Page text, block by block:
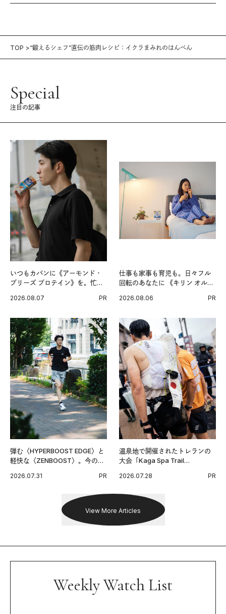
TOP “鍛えるシェフ”直伝の筋肉レシピ：イクラまみれのはんぺん
Special
注目の記事
いつもカバンに《アーモンド・
ブリーズ プロテイン》を。忙し
グ習慣。
2026.08.07 PR
仕事も家事も育児も。日々フル
回転のあなたに 《キリン オルニ
2026.08.06 PR
弾む〈HYPERBOOST EDGE〉と
軽快な〈ZENBOOST〉。今の時
出した新機軸。
2026.07.31 PR
温泉地で開催されたトレランの
大会「Kaga Spa Trail
戦を夢見るランナーたちの奮闘
2026.07.28 PR
View More Articles
Weekly Watch List